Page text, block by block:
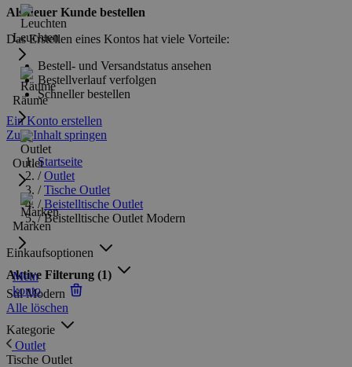
Leuchten
Räume
Outlet
Marken
Mein
konto
Als neuer Kunde bestellen
Das Erstellen eines Kontos hat viele Vorteile:
Bestell- und Versandstatus ansehen
Bestellverlauf verfolgen
Schneller bestellen
Ein Konto erstellen
Zum Inhalt springen
Startseite
/ Outlet
/ Tische Outlet
/ Beistelltische Outlet
/ Beistelltische Outlet Modern
Einkaufsoptionen
Aktive Filterung (1)
Stil Modern
Alle löschen
Kategorie
Outlet
Tische Outlet